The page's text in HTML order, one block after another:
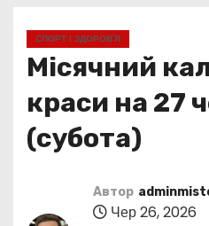
СПОРТ І ЗДОРОВ’Я
Місячний
краси на 27
(субота)
Автор
Чер 26, 2026